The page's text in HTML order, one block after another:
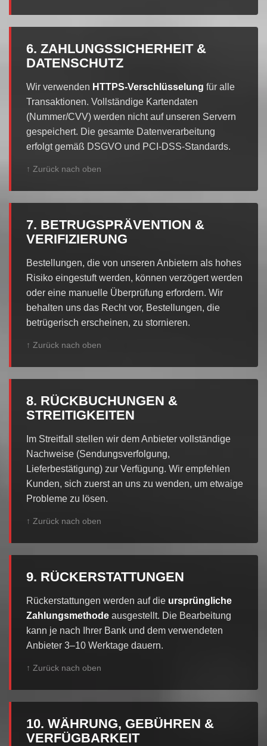
6. ZAHLUNGSSICHERHEIT &
DATENSCHUTZ
Wir verwenden HTTPS-Verschlüsselung für alle
Transaktionen. Vollständige Kartendaten
(Nummer/CVV) werden nicht auf unseren Servern
gespeichert. Die gesamte Datenverarbeitung
erfolgt gemäß DSGVO und PCI-DSS-Standards.
↑ Zurück nach oben
7. BETRUGSPRÄVENTION &
VERIFIZIERUNG
Bestellungen, die von unseren Anbietern als hohes
Risiko eingestuft werden, können verzögert werden
oder eine manuelle Überprüfung erfordern. Wir
behalten uns das Recht vor, Bestellungen, die
betrügerisch erscheinen, zu stornieren.
↑ Zurück nach oben
8. RÜCKBUCHUNGEN &
STREITIGKEITEN
Im Streitfall stellen wir dem Anbieter vollständige
Nachweise (Sendungsverfolgung,
Lieferbestätigung) zur Verfügung. Wir empfehlen
Kunden, sich zuerst an uns zu wenden, um etwaige
Probleme zu lösen.
↑ Zurück nach oben
9. RÜCKERSTATTUNGEN
Rückerstattungen werden auf die ursprüngliche
Zahlungsmethode ausgestellt. Die Bearbeitung
kann je nach Ihrer Bank und dem verwendeten
Anbieter 3–10 Werktage dauern.
↑ Zurück nach oben
10. WÄHRUNG, GEBÜHREN &
VERFÜGBARKEIT